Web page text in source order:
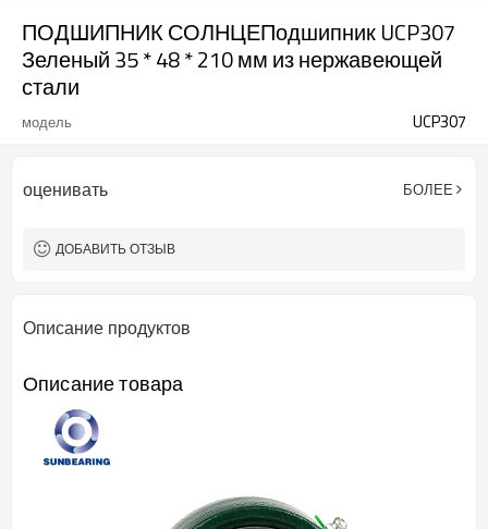
ПОДШИПНИК СОЛНЦЕПодшипник UCP307
Зеленый 35 * 48 * 210 мм из нержавеющей
стали
модель UCP307
оценивать БОЛЕЕ
ДОБАВИТЬ ОТЗЫВ
Описание продуктов
Описание товара